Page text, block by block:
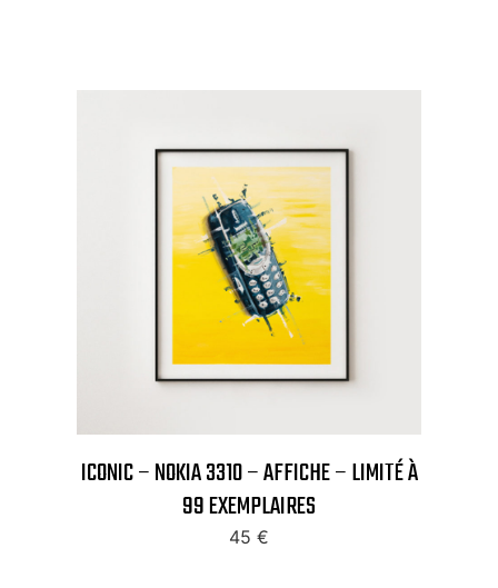
ICONIC – NOKIA 3310 – AFFICHE – LIMITÉ À
99 EXEMPLAIRES
45 €